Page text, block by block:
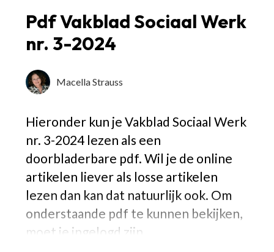
Pdf Vakblad Sociaal Werk
nr. 3-2024
Macella Strauss
Hieronder kun je Vakblad Sociaal Werk
nr. 3-2024 lezen als een
doorbladerbare pdf. Wil je de online
artikelen liever als losse artikelen
lezen dan kan dat natuurlijk ook. Om
onderstaande pdf te kunnen bekijken,
moet je ingelogd zijn.